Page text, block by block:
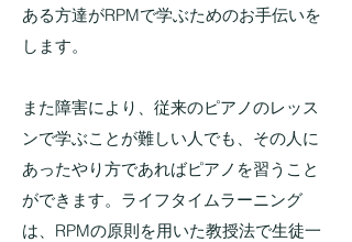
ある方達がRPMで学ぶためのお手伝いを
します。
また障害により、従来のピアノのレッス
ンで学ぶことが難しい人でも、その人に
あったやり方であればピアノを習うこと
ができます。ライフタイムラーニング
は、RPMの原則を用いた教授法で生徒一